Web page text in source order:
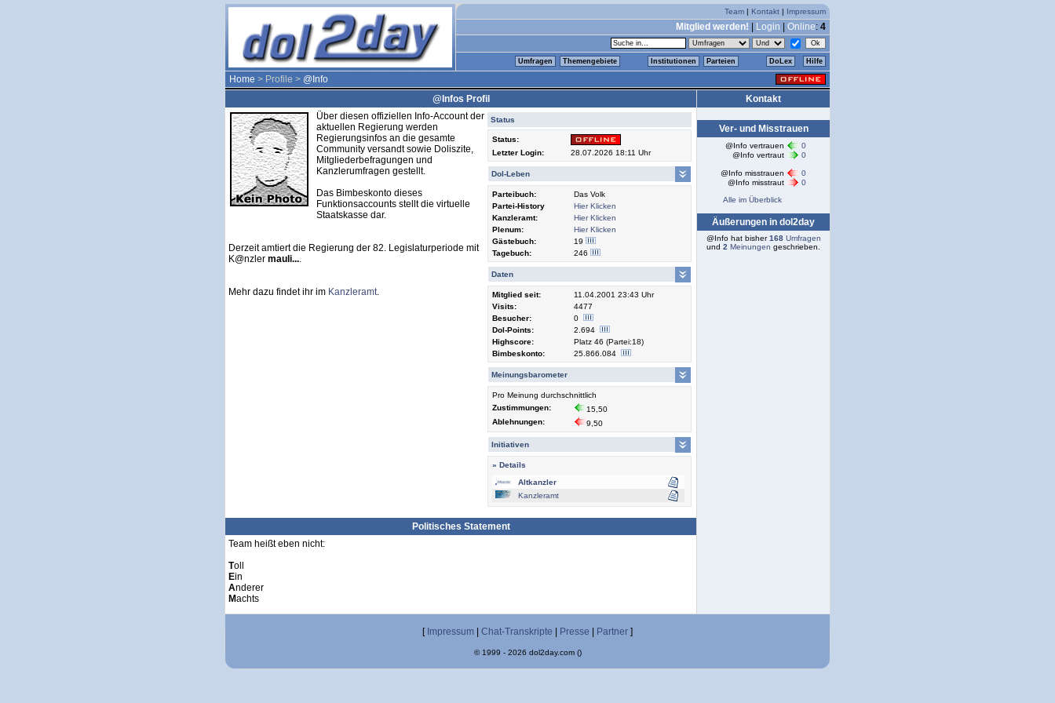
Team | Kontakt | Impressum
Mitglied werden! Login Online: 4
Umfragen Themengebiete Institutionen Parteien DoLex Hilfe
Home > Profile > @Info
@Infos Profil
Status
Status:
Letzter Login:
28.07.2026 18:11 Uhr
Dol-Leben
Parteibuch:
Das Volk
Partei-History
Hier Klicken
Kanzleramt:
Hier Klicken
Plenum:
Hier Klicken
Gästebuch:
19
Tagebuch:
246
Daten
Mitglied seit:
11.04.2001 23:43 Uhr
Visits:
4477
Besucher:
0
Dol-Points:
2.694
Highscore:
Platz 46 (Partei:18)
Bimbeskonto:
25.866.084
Meinungsbarometer
Pro Meinung durchschnittlich
Zustimmungen:
15,50
Ablehnungen:
9,50
Initiativen
» Details
Altkanzler
Kanzleramt
Über diesen offiziellen Info-Account der
aktuellen Regierung werden
Regierungsinfos an die gesamte
Community versandt sowie Doliszite,
Mitgliederbefragungen und
Kanzlerumfragen gestellt.
Das Bimbeskonto dieses
Funktionsaccounts stellt die virtuelle
Staatskasse dar.
Derzeit amtiert die Regierung der 82. Legislaturperiode mit
K@nzler mauli....
Mehr dazu findet ihr im Kanzleramt.
Politisches Statement
Team heißt eben nicht:
Toll
Ein
Anderer
Machts
Kontakt
Ver- und Misstrauen
@Info vertrauen
0
@Info vertraut
0
@Info misstrauen
0
@Info misstraut
0
Alle im Überblick
Äußerungen in dol2day
@Info hat bisher168 Umfragen
und 2 Meinungen geschrieben.
[ Impressum Chat-Transkripte Presse Partner ]
© 1999 - 2026 dol2day.com ()